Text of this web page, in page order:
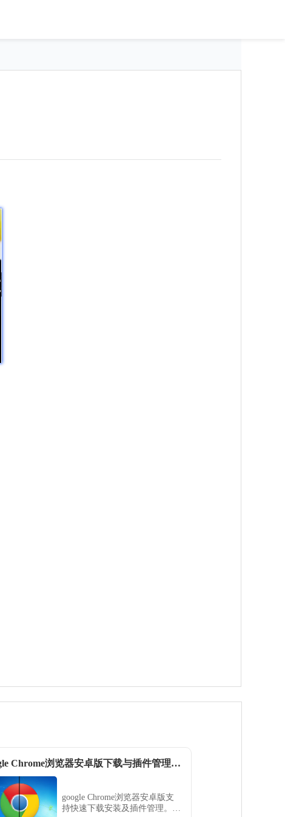
google Chrome浏览器安卓版下载与插件管理方法
google Chrome浏览器安卓版支
持快速下载安装及插件管理。用